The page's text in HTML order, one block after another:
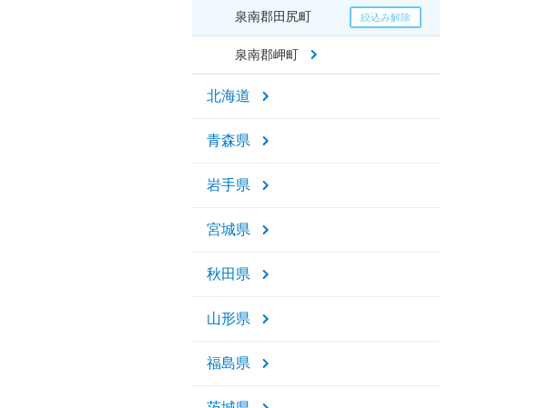
泉南郡田尻町
泉南郡岬町
北海道
青森県
岩手県
宮城県
秋田県
山形県
福島県